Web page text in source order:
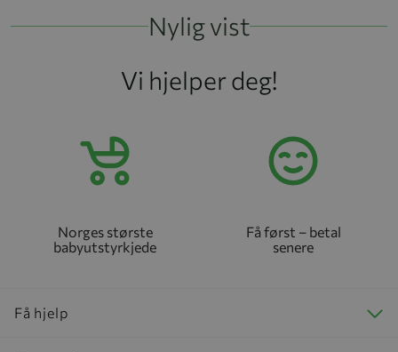
Nylig vist
Vi hjelper deg!
Norges største
babyutstyrkjede
Få først – betal
senere
Få hjelp